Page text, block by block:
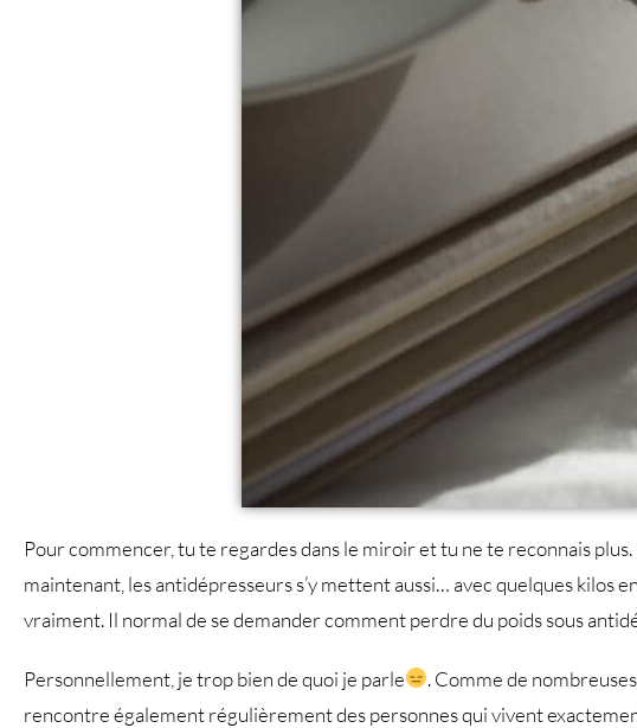
Pour commencer, tu te regardes dans le miroir et tu ne te reconnais
maintenant, les antidépresseurs s’y mettent aussi… avec quelques kilos
vraiment. Il normal de se demander comment perdre du poids sous
Personnellement, je trop bien de quoi je parle
. Comme de
rencontre également régulièrement des personnes qui vivent